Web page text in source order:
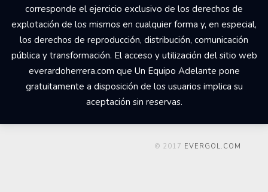
corresponde el ejercicio exclusivo de los derechos de
explotación de los mismos en cualquier forma y, en especial,
los derechos de reproducción, distribución, comunicación
pública y transformación. El acceso y utilización del sitio web
everardoherrera.com que Un Equipo Adelante pone
gratuitamente a disposición de los usuarios implica su
aceptación sin reservas.
© 2017 EVERGOL.COM